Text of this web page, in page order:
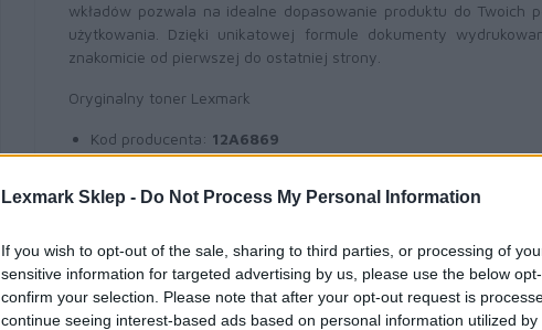
Lexmark Sklep - Do Not Process My Personal Information
If you wish to opt-out of the sale, sharing to third parties, or processing of
sensitive information for targeted advertising by us, please use the below
confirm your selection. Please note that after your opt-out request is
continue seeing interest-based ads based on personal information utilized
wkładów pozwala na idealne dopasowanie produktu do Twoich
użytkowania. Dzięki unikatowej formule dokumenty
znakomicie od pierwszej do ostatniej strony.
Oryginalny toner Lexmark
Kod producenta: 12A6869
Wydajność:30000 str.A4 (przy 5% pokryciu)
Informacje